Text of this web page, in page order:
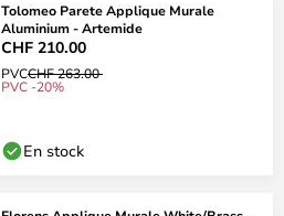
Tolomeo Parete Applique Murale
Aluminium - Artemide
CHF 210.00
PVCCHF 263.00
PVC -20%
En stock